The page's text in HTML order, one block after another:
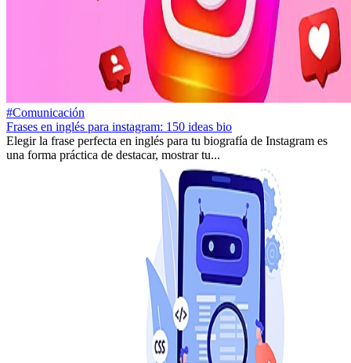
#Comunicación
Frases en inglés para instagram: 150 ideas bio
Elegir la frase perfecta en inglés para tu biografía de Instagram es
una forma práctica de destacar, mostrar tu...